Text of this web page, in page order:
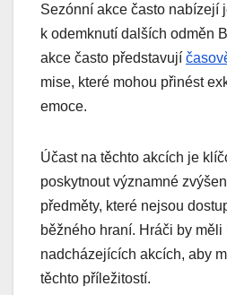
Sezónní akce často nabízejí
k odemknutí dalších odměn
akce často představují
mise, které mohou přinést
emoce.
Účast na těchto akcích je
poskytnout významné
předměty, které nejsou
běžného hraní. Hráči by
nadcházejících akcích, aby
těchto příležitostí.